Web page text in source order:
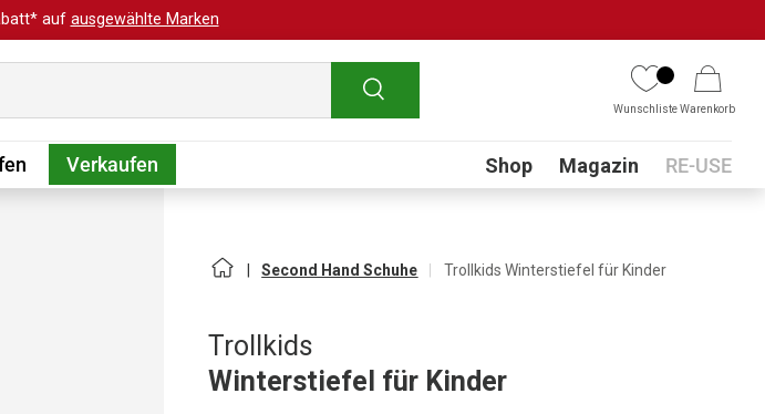
auf ausgewählte Marken
Suchen
WunschlisteWarenkorb
Verkaufen Submenu
Shop Magazin RE-USE
Second Hand Schuhe Trollkids Winterstiefel für Kinder
Trollkids
Winterstiefel für Kinder